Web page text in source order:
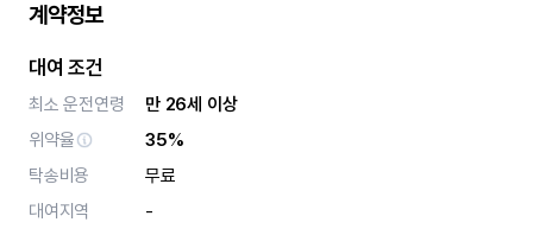
계약정보
대여 조건
최소 운전연령
만 26세 이상
위약율
35%
탁송비용
무료
대여지역
-